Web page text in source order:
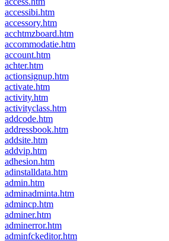
accessibi.htm
accessory.htm
acchtmzboard.htm
accommodatie.htm
account.htm
achter.htm
actionsignup.htm
activate.htm
activity.htm
activityclass.htm
addcode.htm
addressbook.htm
addsite.htm
addvip.htm
adhesion.htm
adinstalldata.htm
admin.htm
adminadminta.htm
admincp.htm
adminer.htm
adminerror.htm
adminfckeditor.htm